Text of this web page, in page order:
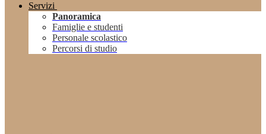
Servizi
Panoramica
Famiglie e studenti
Personale scolastico
Percorsi di studio